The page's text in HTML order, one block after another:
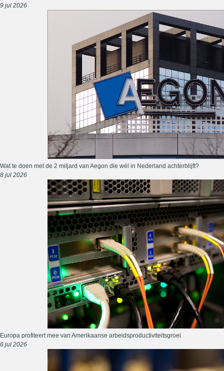
9 jul 2026
Wat te doen met de 2 miljard van Aegon die wél in Nederland achterblijft?
8 jul 2026
Europa profiteert mee van Amerikaanse arbeidsproductiviteitsgroei
6 jul 2026